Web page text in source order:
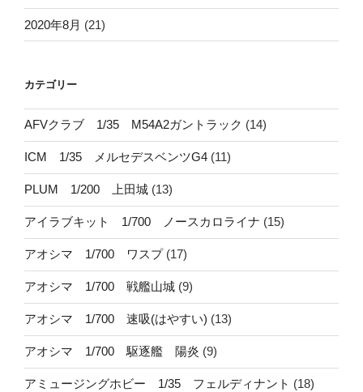
2020年8月 (21)
カテゴリー
AFVクラブ 1/35 M54A2ガントラック (14)
ICM 1/35 メルセデスベンツG4 (11)
PLUM 1/200 上田城 (13)
アイラブキット 1/700 ノースカロライナ (15)
アオシマ 1/700 ワスプ(17)
アオシマ 1/700 戦艦山城 (9)
アオシマ 1/700 速吸(はやすい) (13)
アオシマ 1/700 駆逐艦 陽炎 (9)
アミュージングホビー 1/35 フェルディナント (18)